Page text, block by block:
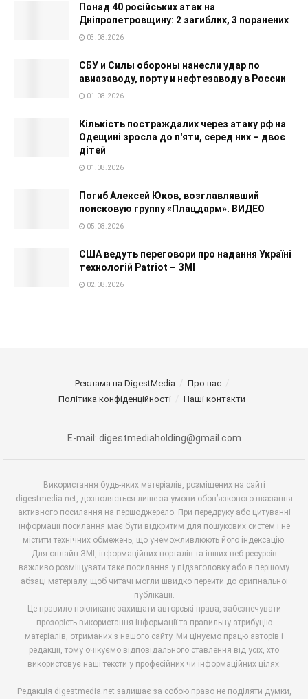
Понад 40 російських атак на
Дніпропетровщину: 2 загиблих, 3 поранених
03.08.2026
СБУ и Силы обороны нанесли удар по
авиазаводу, порту и нефтезаводу в России
01.08.2026
Кількість постраждалих через атаку рф на
Одещині зросла до п'яти, серед них – двоє
дітей
01.08.2026
Погиб Алексей Юков, возглавлявший
поисковую группу «Плацдарм». ВИДЕО
05.08.2026
США ведуть переговори про надання Україні
технологій Patriot – ЗМІ
02.08.2026
Реклама на DigestMedia
Про нас
Політика конфіденційності
Наші контакти
E-mail: digestmediaholding@gmail.com
Використання будь-яких матеріалів, розміщених на сайті
digestmedia.net, дозволяється лише за умови обов’язкового вказання
активного посилання на першоджерело. При передруку або цитуванні
інформації посилання має бути відкритим для пошукових систем і не
містити технічних обмежень, що унеможливлюють його індексацію.
Для онлайн-ЗМІ, інформаційних порталів та інших веб-ресурсів
важливо розміщувати таке посилання у підзаголовку або в першому
абзаці матеріалу, щоб читачі могли швидко перейти до оригінальної
публікації.
Це правило покликане захищати авторські права, забезпечувати
прозорість використання інформації та правильну атрибуцію
матеріалів, отриманих з нашого сайту. Ми цінуємо працю авторів і
редакції, тому очікуємо відповідального ставлення від усіх, хто
використовує наші тексти у професійних чи інформаційних цілях.
Редакція digestmedia.net залишає за собою право не поділяти думки,